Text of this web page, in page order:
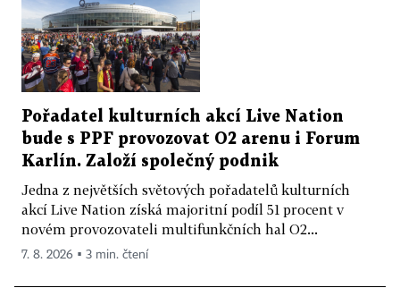
Pořadatel kulturních akcí Live Nation
bude s PPF provozovat O2 arenu i Forum
Karlín. Založí společný podnik
Jedna z největších světových pořadatelů kulturních
akcí Live Nation získá majoritní podíl 51 procent v
novém provozovateli multifunkčních hal O2...
7. 8. 2026 ▪ 3 min. čtení